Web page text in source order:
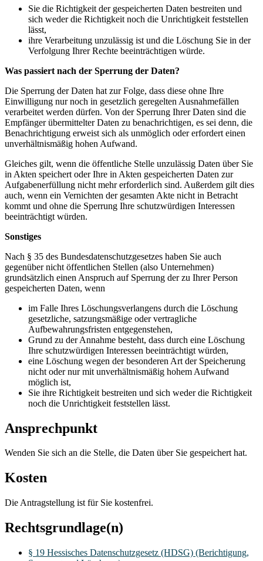
Sie die Richtigkeit der gespeicherten Daten bestreiten und
sich weder die Richtigkeit noch die Unrichtigkeit feststellen
lässt,
ihre Verarbeitung unzulässig ist und die Löschung Sie in der
Verfolgung Ihrer Rechte beeinträchtigen würde.
Was passiert nach der Sperrung der Daten?
Die Sperrung der Daten hat zur Folge, dass diese ohne Ihre
Einwilligung nur noch in gesetzlich geregelten Ausnahmefällen
verarbeitet werden dürfen. Von der Sperrung Ihrer Daten sind die
Empfänger übermittelter Daten zu benachrichtigen, es sei denn, die
Benachrichtigung erweist sich als unmöglich oder erfordert einen
unverhältnismäßig hohen Aufwand.
Gleiches gilt, wenn die öffentliche Stelle unzulässig Daten über Sie
in Akten speichert oder Ihre in Akten gespeicherten Daten zur
Aufgabenerfüllung nicht mehr erforderlich sind. Außerdem gilt dies
auch, wenn ein Vernichten der gesamten Akte nicht in Betracht
kommt und ohne die Sperrung Ihre schutzwürdigen Interessen
beeinträchtigt würden.
Sonstiges
Nach § 35 des Bundesdatenschutzgesetzes haben Sie auch
gegenüber nicht öffentlichen Stellen (also Unternehmen)
grundsätzlich einen Anspruch auf Sperrung der zu Ihrer Person
gespeicherten Daten, wenn
im Falle Ihres Löschungsverlangens durch die Löschung
gesetzliche, satzungsmäßige oder vertragliche
Aufbewahrungsfristen entgegenstehen,
Grund zu der Annahme besteht, dass durch eine Löschung
Ihre schutzwürdigen Interessen beeinträchtigt würden,
eine Löschung wegen der besonderen Art der Speicherung
nicht oder nur mit unverhältnismäßig hohem Aufwand
möglich ist,
Sie ihre Richtigkeit bestreiten und sich weder die Richtigkeit
noch die Unrichtigkeit feststellen lässt.
Ansprechpunkt
Wenden Sie sich an die Stelle, die Daten über Sie gespeichert hat.
Kosten
Die Antragstellung ist für Sie kostenfrei.
Rechtsgrundlage(n)
§ 19 Hessisches Datenschutzgesetz (HDSG) (Berichtigung,